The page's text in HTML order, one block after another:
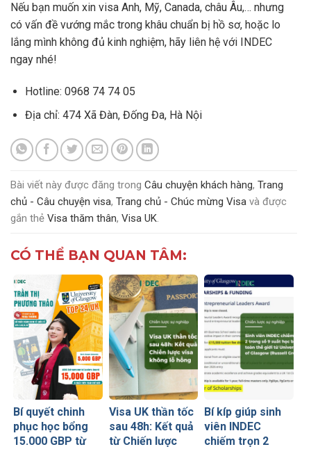
Nếu bạn muốn xin visa Anh, Mỹ, Canada, châu Âu,… nhưng
có vấn đề vướng mắc trong khâu chuẩn bị hồ sơ, hoặc lo
lắng mình không đủ kinh nghiệm, hãy liên hệ với INDEC
ngay nhé!
Hotline: 0968 74 74 05
Địa chỉ: 474 Xã Đàn, Đống Đa, Hà Nội
Bài viết này được đăng trong Câu chuyện khách hàng, Trang
chủ - Câu chuyện visa, Trang chủ - Chúc mừng Visa và được
gắn thẻ Visa thăm thân, Visa UK.
CÓ THỂ BẠN QUAN TÂM:
Bí quyết chinh
phục học bổng
15.000 GBP từ
Visa UK thần tốc
sau 48h: Kết quả
từ Chiến lược
Bí kíp giúp sinh
viên INDEC
chiếm trọn 2